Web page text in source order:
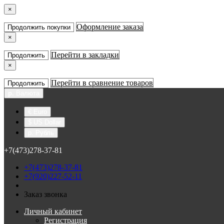
×
Продолжить покупки Оформление заказа
×
Продолжить Перейти в закладки
×
Продолжить Перейти в сравнение товаров
+7(473)278-37-81
+7(473)278-37-81
+7(920)227-52-11
Заказ звонка
Личный кабинет
Регистрация